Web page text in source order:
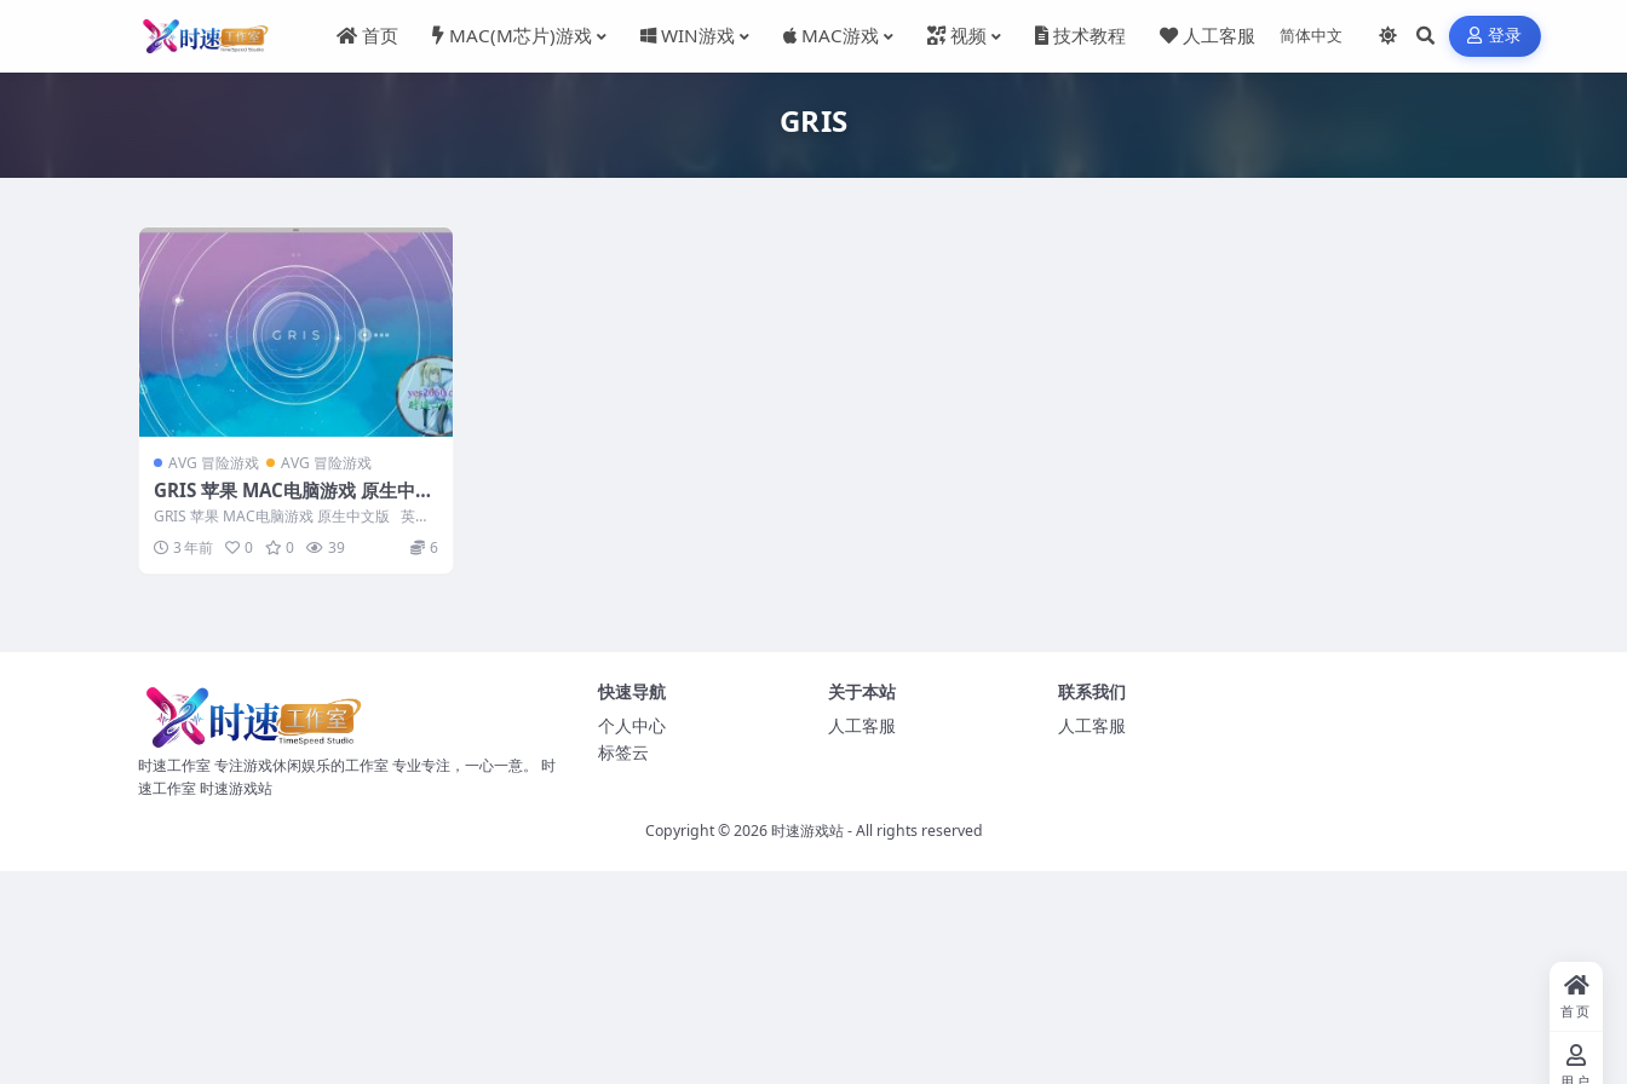
首页 MAC(M芯片)游戏 WIN游戏 MAC游戏 视频 技术教程 人工客服 登录
GRIS
AVG 冒险游戏 AVG 冒险游戏
GRIS 苹果 MAC电脑游戏 原生中文
版
GRIS 苹果 MAC电脑游戏 原生中文版 英文
3 年前 0 0 39 6
时速工作室 专注游戏休闲娱乐的工作室 专业专注，一心一意。 时
速工作室 时速游戏站
快速导航
个人中心
标签云
关于本站
人工客服
联系我们
人工客服
Copyright © 2026时速游戏站- All rights reserved
首页